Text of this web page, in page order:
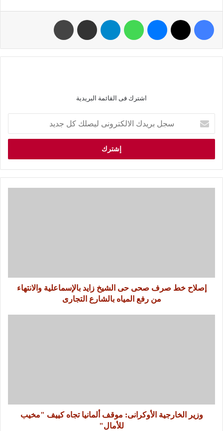
اشترك فى القائمة البريدية
إصلاح خط صرف صحى حى الشيخ زايد بالإسماعلية والانتهاء
من رفع المياه بالشارع التجارى
وزير الخارجية الأوكرانى: موقف ألمانيا تجاه كييف "مخيب
للأمال"